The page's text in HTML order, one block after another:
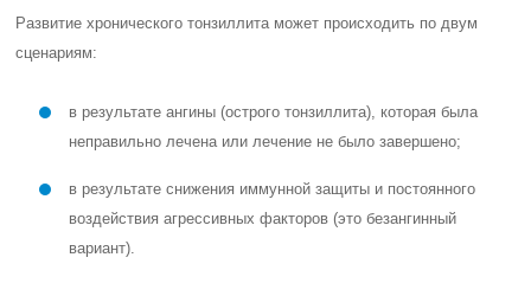
Развитие хронического тонзиллита может происходить по двум
сценариям:
в результате ангины (острого тонзиллита), которая была
неправильно лечена или лечение не было завершено;
в результате снижения иммунной защиты и постоянного
воздействия агрессивных факторов (это безангинный
вариант).